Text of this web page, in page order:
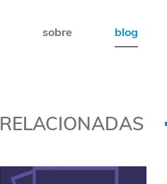
sobre blog
RELACIONADAS